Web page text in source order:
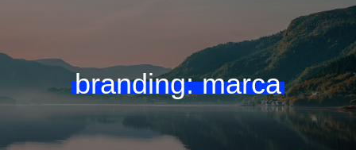
branding:marca